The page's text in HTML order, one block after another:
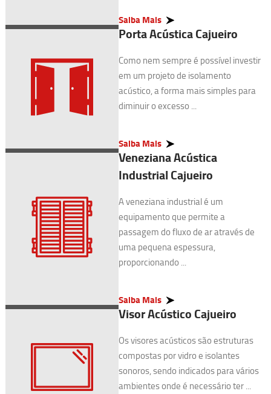
Saiba Mais
Porta Acústica Cajueiro
Como nem sempre é possível investir
em um projeto de isolamento
acústico, a forma mais simples para
diminuir o excesso ...
Saiba Mais
Veneziana Acústica
Industrial Cajueiro
A veneziana industrial é um
equipamento que permite a
passagem do fluxo de ar através de
uma pequena espessura,
proporcionando ...
Saiba Mais
Visor Acústico Cajueiro
Os visores acústicos são estruturas
compostas por vidro e isolantes
sonoros, sendo indicados para vários
ambientes onde é necessário ter ...